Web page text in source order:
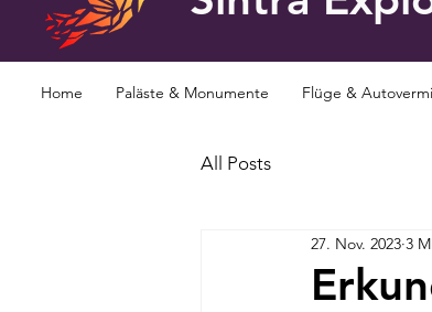
Home Paläste & Monumente Flüge &
All Posts
27. Nov. 2023 3